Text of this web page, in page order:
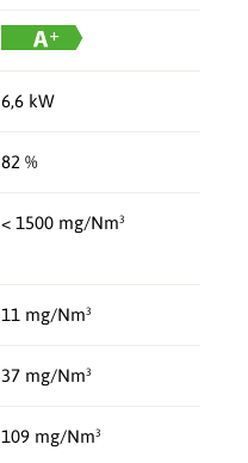
6,6 kW
82 %
< 1500 mg/Nm³
11 mg/Nm³
37 mg/Nm³
109 mg/Nm³